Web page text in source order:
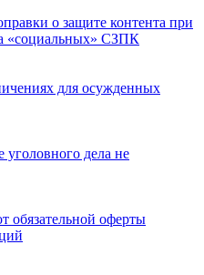
о защите контента при
«социальных» СЗПК
для осужденных
дела не
обязательной оферты